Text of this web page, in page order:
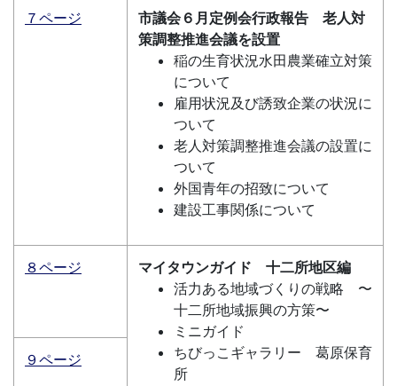
７ページ
市議会６月定例会行政報告 老人対
策調整推進会議を設置
稲の生育状況水田農業確立対策
について
雇用状況及び誘致企業の状況に
ついて
老人対策調整推進会議の設置に
ついて
外国青年の招致について
建設工事関係について
８ページ
マイタウンガイド 十二所地区編
活力ある地域づくりの戦略 〜
十二所地域振興の方策〜
ミニガイド
ちびっこギャラリー 葛原保育
所
９ページ